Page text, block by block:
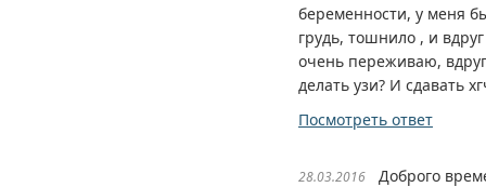
беременности, у меня
грудь, тошнило , и
очень переживаю,
делать узи? И сдавать
Посмотреть ответ
28.03.2016 Доброго